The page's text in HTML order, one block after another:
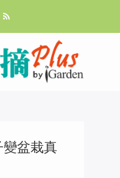
盆栽真